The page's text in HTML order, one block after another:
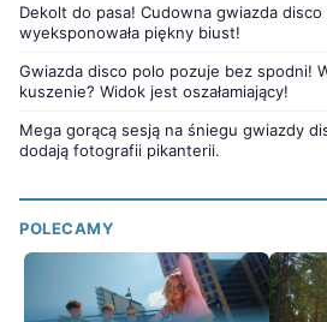
Dekolt do pasa! Cudowna gwiazda disco
wyeksponowała piękny biust!
Gwiazda disco polo pozuje bez spodni!
kuszenie? Widok jest oszałamiający!
Mega gorącą sesją na śniegu gwiazdy
dodają fotografii pikanterii.
POLECAMY